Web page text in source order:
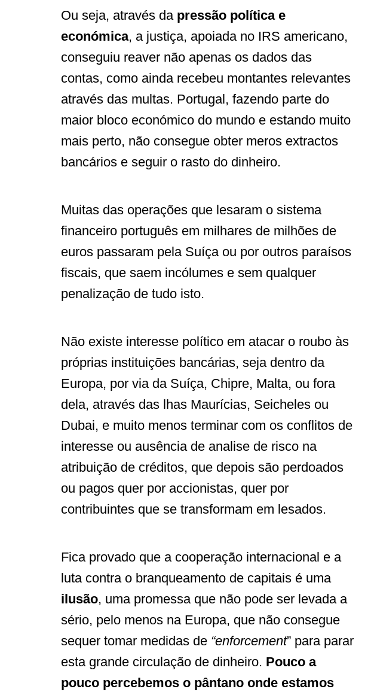
Ou seja, através da pressão política e
económica, a justiça, apoiada no IRS americano,
conseguiu reaver não apenas os dados das
contas, como ainda recebeu montantes relevantes
através das multas. Portugal, fazendo parte do
maior bloco económico do mundo e estando muito
mais perto, não consegue obter meros extractos
bancários e seguir o rasto do dinheiro.
Muitas das operações que lesaram o sistema
financeiro português em milhares de milhões de
euros passaram pela Suíça ou por outros paraísos
fiscais, que saem incólumes e sem qualquer
penalização de tudo isto.
Não existe interesse político em atacar o roubo às
próprias instituições bancárias, seja dentro da
Europa, por via da Suíça, Chipre, Malta, ou fora
dela, através das lhas Maurícias, Seicheles ou
Dubai, e muito menos terminar com os conflitos de
interesse ou ausência de analise de risco na
atribuição de créditos, que depois são perdoados
ou pagos quer por accionistas, quer por
contribuintes que se transformam em lesados.
Fica provado que a cooperação internacional e a
luta contra o branqueamento de capitais é uma
ilusão, uma promessa que não pode ser levada a
sério, pelo menos na Europa, que não consegue
sequer tomar medidas de “enforcement” para parar
esta grande circulação de dinheiro. Pouco a
pouco percebemos o pântano onde estamos